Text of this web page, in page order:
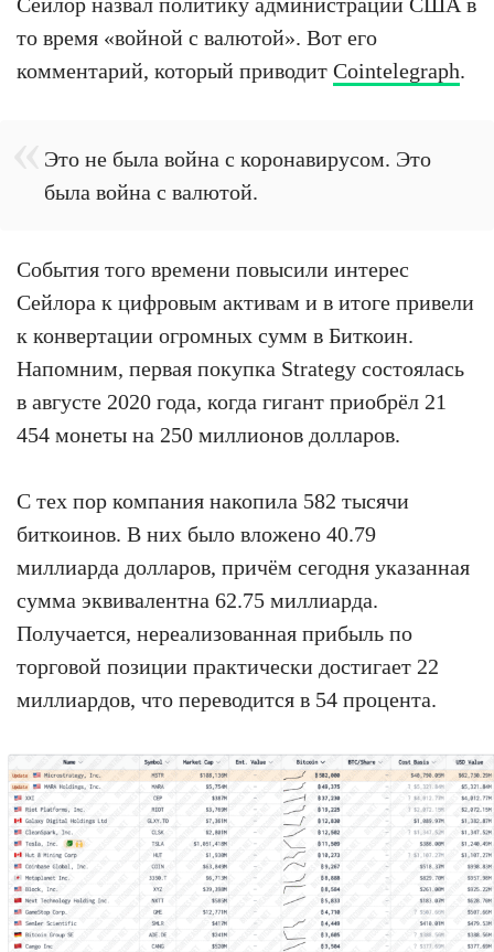
то время «войной с валютой». Вот его
комментарий, который приводит Cointelegraph.
Это не была война с коронавирусом. Это
была война с валютой.
События того времени повысили интерес
Сейлора к цифровым активам и в итоге привели
к конвертации огромных сумм в Биткоин.
Напомним, первая покупка Strategy состоялась
в августе 2020 года, когда гигант приобрёл 21
454 монеты на 250 миллионов долларов.
С тех пор компания накопила 582 тысячи
биткоинов. В них было вложено 40.79
миллиарда долларов, причём сегодня указанная
сумма эквивалентна 62.75 миллиарда.
Получается, нереализованная прибыль по
торговой позиции практически достигает 22
миллиардов, что переводится в 54 процента.